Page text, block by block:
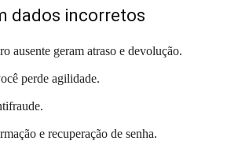
dados incorretos
ausente geram atraso e devolução.
perde agilidade.
e recuperação de senha.